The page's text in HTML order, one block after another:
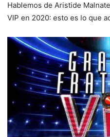
Hablemos de Aristide
VIP en 2020: esto es lo que